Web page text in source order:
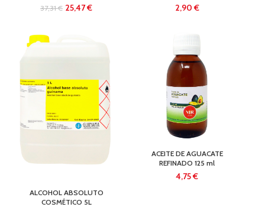
37,31€ 25,47€ €
ALCOHOL ABSOLUTO
COSMÉTICO 5L
ACEITE DE AGUACATE
REFINADO 125 ml
€